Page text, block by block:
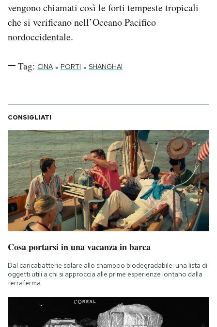
vengono chiamati così le forti tempeste tropicali
che si verificano nell’Oceano Pacifico
nordoccidentale.
Tag: CINA - PORTI - SHANGHAI
CONSIGLIATI
Cosa portarsi in una vacanza in barca
Dal caricabatterie solare allo shampoo biodegradabile: una lista di
oggetti utili a chi si approccia alle prime esperienze lontano dalla
terraferma